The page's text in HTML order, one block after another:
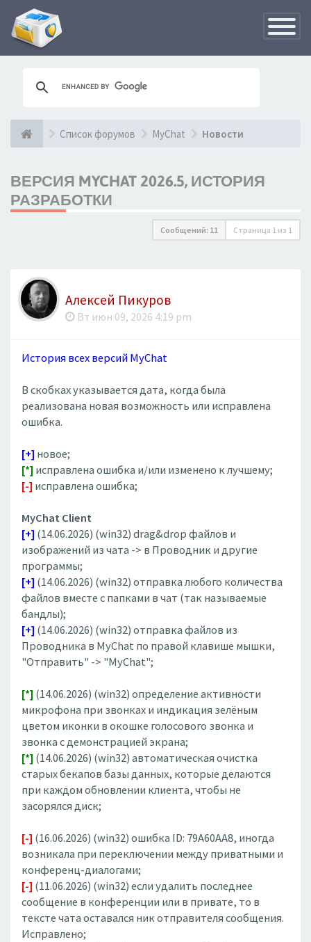
Список форумов MyChat Новости
ВЕРСИЯ MYCHAT 2026.5, ИСТОРИЯ
РАЗРАБОТКИ
Сообщений: 11 Страница 1 из 1
Алексей Пикуров
Вт июн 09, 2026 4:19 pm
История всех версий MyChat
В скобках указывается дата, когда была
реализована новая возможность или исправлена
ошибка.
[+] новое;
[*] исправлена ошибка и/или изменено к лучшему;
[-] исправлена ошибка;
MyChat Client
[+] (14.06.2026) (win32) drag&drop файлов и
изображений из чата -> в Проводник и другие
программы;
[+] (14.06.2026) (win32) отправка любого количества
файлов вместе с папками в чат (так называемые
бандлы);
[+] (14.06.2026) (win32) отправка файлов из
Проводника в MyChat по правой клавише мышки,
"Отправить" -> "MyChat";
[*] (14.06.2026) (win32) определение активности
микрофона при звонках и индикация зелёным
цветом иконки в окошке голосового звонка и
звонка с демонстрацией экрана;
[*] (14.06.2026) (win32) автоматическая очистка
старых бекапов базы данных, которые делаются
при каждом обновлении клиента, чтобы не
засорялся диск;
[-] (16.06.2026) (win32) ошибка ID: 79A60AA8, иногда
возникала при переключении между приватными и
конференц-диалогами;
[-] (11.06.2026) (win32) если удалить последнее
сообщение в конференции или в привате, то в
тексте чата оставался ник отправителя сообщения.
Исправлено;